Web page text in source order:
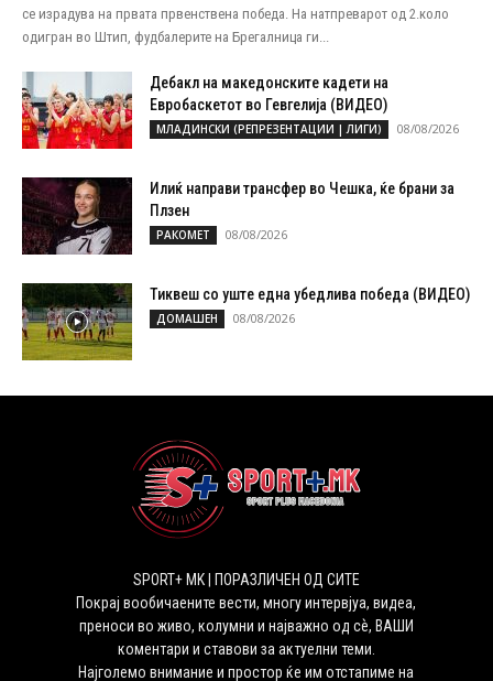
се израдува на првата првенствена победа. На натпреварот од 2.коло
одигран во Штип, фудбалерите на Брегалница ги...
Дебакл на македонските кадети на
Евробаскетот во Гевгелија (ВИДЕО)
МЛАДИНСКИ (РЕПРЕЗЕНТАЦИИ | ЛИГИ) 08/08/2026
Илиќ направи трансфер во Чешка, ќе брани за
Плзен
РАКОМЕТ 08/08/2026
Тиквеш со уште една убедлива победа (ВИДЕО)
ДОМАШЕН 08/08/2026
SPORT+ MK | ПОРАЗЛИЧЕН ОД СИТЕ
Покрај вообичаените вести, многу интервјуа, видеа,
преноси во живо, колумни и најважно од сѐ, ВАШИ
коментари и ставови за актуелни теми.
Најголемо внимание и простор ќе им отстапиме на